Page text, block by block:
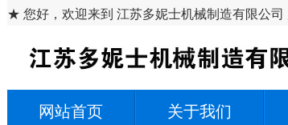
★ 您好，欢迎来到 江苏多妮士机械制造有限公司
网站首页 关于我们